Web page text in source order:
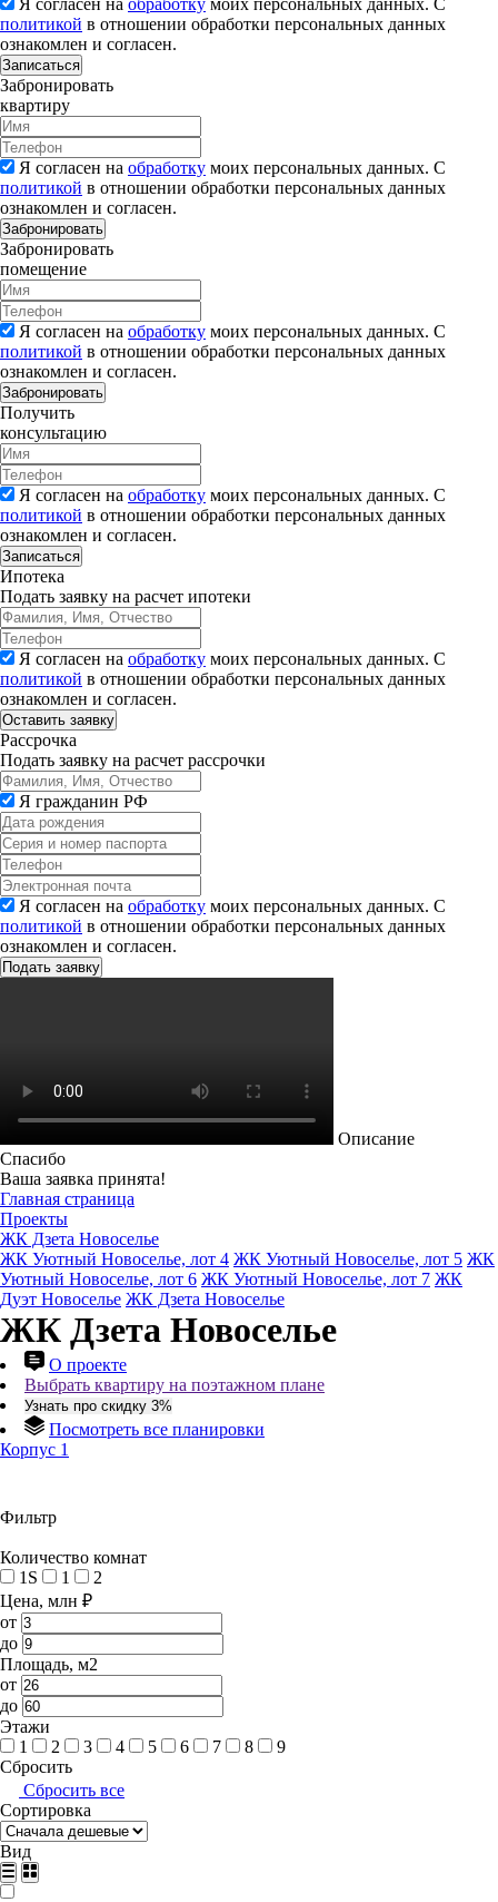
Я согласен на обработку моих персональных данных. С
политикой в отношении обработки персональных данных
ознакомлен и согласен.
Записаться
Забронировать
квартиру
Я согласен на обработку моих персональных данных. С
политикой в отношении обработки персональных данных
ознакомлен и согласен.
Забронировать
Забронировать
помещение
Я согласен на обработку моих персональных данных. С
политикой в отношении обработки персональных данных
ознакомлен и согласен.
Забронировать
Получить
консультацию
Я согласен на обработку моих персональных данных. С
политикой в отношении обработки персональных данных
ознакомлен и согласен.
Записаться
Ипотека
Подать заявку на расчет ипотеки
Я согласен на обработку моих персональных данных. С
политикой в отношении обработки персональных данных
ознакомлен и согласен.
Рассрочка
Подать заявку на расчет рассрочки
Я гражданин РФ
Я согласен на обработку моих персональных данных. С
политикой в отношении обработки персональных данных
ознакомлен и согласен.
Описание
Спасибо
Ваша заявка принята!
Главная страница
Проекты
ЖК Дзета Новоселье
ЖК Уютный Новоселье, лот 4 ЖК Уютный Новоселье, лот 5 ЖК
Уютный Новоселье, лот 6 ЖК Уютный Новоселье, лот 7 ЖК
Дуэт Новоселье ЖК Дзета Новоселье
ЖК Дзета Новоселье
О проекте
Выбрать квартиру на поэтажном плане
Узнать про скидку 3%
Посмотреть все планировки
Корпус 1
Фильтр
Количество комнат
1S
1
2
Цена, млн ₽
от
до
Площадь, м2
от
до
Этажи
1
2 3 4 5 6 7 8
9
Сбросить
Сбросить все
Сортировка
Вид